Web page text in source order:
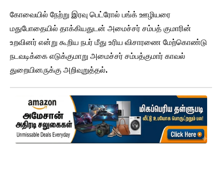
கோவையில் நேற்று இரவு பெட்ரோல் பங்க் ஊழியரை
மதுபோதையில் தாக்கியதுடன் அமைச்சர் சம்பத் குமாரின்
உறவினர் என்று கூறிய நபர் மீது உரிய விசாரணை மேற்கொண்டு
நடவடிக்கை எடுக்குமாறு அமைச்சர் சம்பத்குமார் காவல்
துறையினருக்கு அறிவுறுத்தல்.